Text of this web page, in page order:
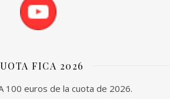
FICA 2026
100 euros de la cuota de 2026.